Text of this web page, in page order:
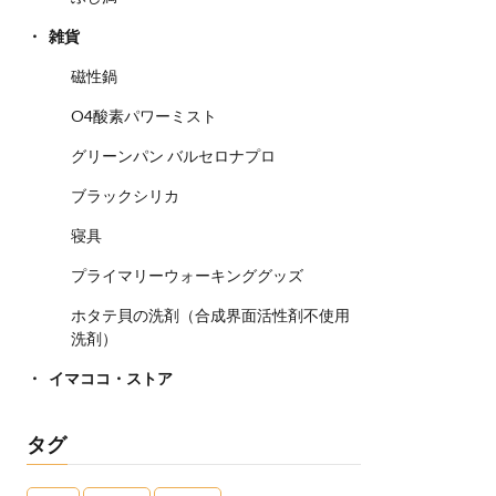
雑貨
磁性鍋
O4酸素パワーミスト
グリーンパン バルセロナプロ
ブラックシリカ
寝具
プライマリーウォーキンググッズ
ホタテ貝の洗剤（合成界面活性剤不使用
洗剤）
イマココ・ストア
タグ